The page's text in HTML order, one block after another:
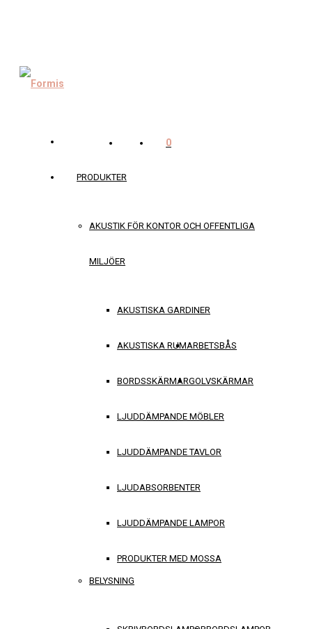
PRODUKTER
AKUSTIK FÖR KONTOR OCH OFFENTLIGA
MILJÖER
AKUSTISKA GARDINER
AKUSTISKA RUMARBETSBÅS
BORDSSKÄRMARGOLVSKÄRMAR
LJUDDÄMPANDE MÖBLER
LJUDDÄMPANDE TAVLOR
LJUDABSORBENTER
LJUDDÄMPANDE LAMPOR
PRODUKTER MED MOSSA
BELYSNING
0